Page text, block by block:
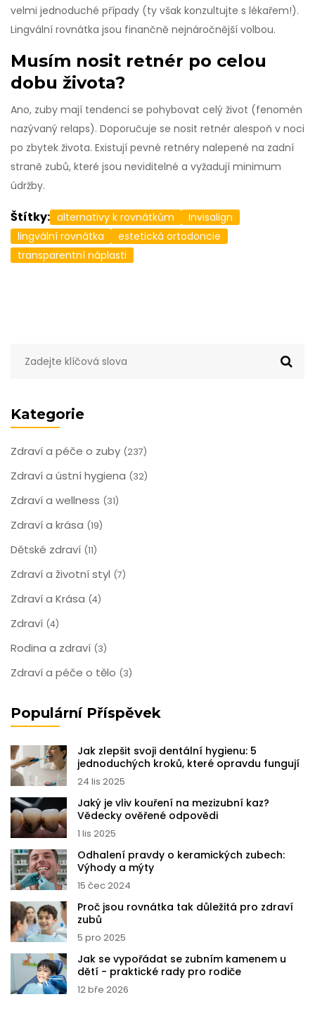
Kategorie
Zdraví a péče o zuby (237)
Zdraví a ústní hygiena (32)
Zdraví a wellness (31)
Zdraví a krása (19)
Dětské zdraví (11)
Zdraví a životní styl (7)
Zdraví a Krása (4)
Zdraví (4)
Rodina a zdraví (3)
Zdraví a péče o tělo (3)
Populární Příspěvek
Jak zlepšit svoji dentální hygienu: 5
jednoduchých kroků, které opravdu fungují
24 lis 2025
Jaký je vliv kouření na mezizubní kaz?
Vědecky ověřené odpovědi
1 lis 2025
Odhalení pravdy o keramických zubech:
Výhody a mýty
15 čec 2024
Proč jsou rovnátka tak důležitá pro zdraví
zubů
5 pro 2025
Jak se vypořádat se zubním kamenem u
dětí - praktické rady pro rodiče
12 bře 2026
velmi jednoduché případy (ty však konzultujte s lékařem!).
Lingvální rovnátka jsou finančně nejnáročnější volbou.
Musím nosit retnér po celou
dobu života?
Ano, zuby mají tendenci se pohybovat celý život (fenomén
nazývaný relaps). Doporučuje se nosit retnér alespoň v noci
po zbytek života. Existují pevné retnéry nalepené na zadní
straně zubů, které jsou neviditelné a vyžadují minimum
údržby.
Štítky: alternativy k rovnátkům
Invisalign
lingvální rovnátka
estetická ortodoncie
transparentní náplasti